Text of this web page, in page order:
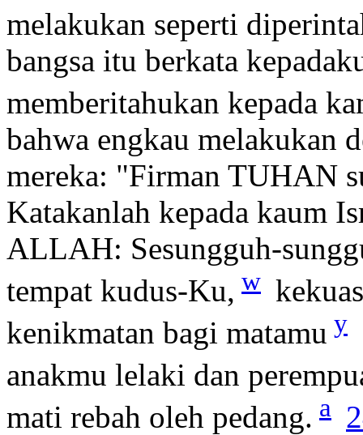
melakukan seperti
bangsa itu berkata
memberitahukan kepada
bahwa engkau melakukan
mereka: "Firman TUHAN
Katakanlah kepada kaum
ALLAH: Sesungguh-
tempat kudus-Ku, w
kenikmatan bagi matamu y
anakmu lelaki dan
mati rebah oleh pedang. a